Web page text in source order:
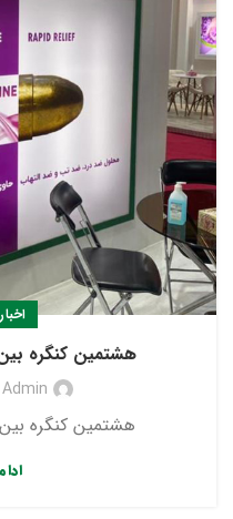
هشتمین کنگره
هشتمین کنگره